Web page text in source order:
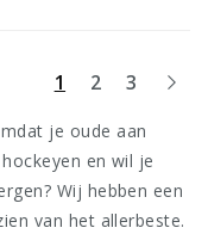
1 2 3
je oude aan
en wil je
Wij hebben een
van het allerbeste.